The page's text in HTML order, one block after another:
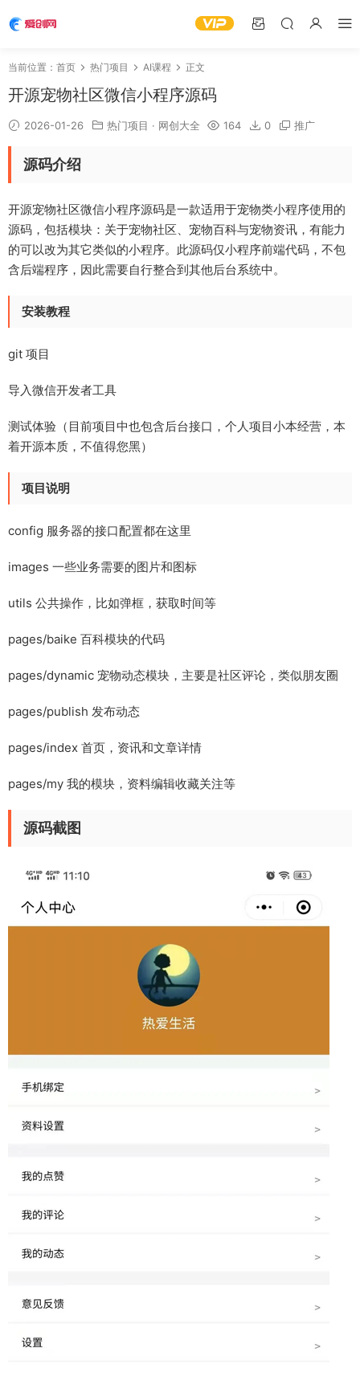
当前位置： 首页 热门项目 AI课程 正文
开源宠物社区微信小程序源码
2026-01-26 热门项目 · 网创大全 164 0 推广
源码介绍
开源宠物社区微信小程序源码是一款适用于宠物类小程序使用的
源码，包括模块：关于宠物社区、宠物百科与宠物资讯，有能力
的可以改为其它类似的小程序。此源码仅小程序前端代码，不包
含后端程序，因此需要自行整合到其他后台系统中。
安装教程
git 项目
导入微信开发者工具
测试体验（目前项目中也包含后台接口，个人项目小本经营，本
着开源本质，不值得您黑）
项目说明
config 服务器的接口配置都在这里
images 一些业务需要的图片和图标
utils 公共操作，比如弹框，获取时间等
pages/baike 百科模块的代码
pages/dynamic 宠物动态模块，主要是社区评论，类似朋友圈
pages/publish 发布动态
pages/index 首页，资讯和文章详情
pages/my 我的模块，资料编辑收藏关注等
源码截图